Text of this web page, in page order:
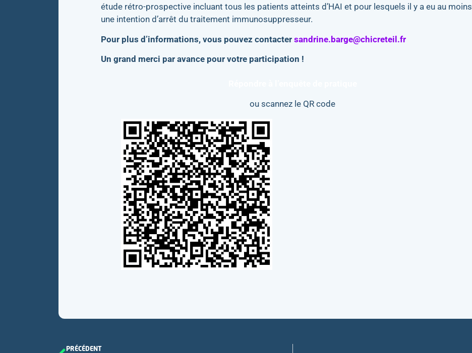
étude rétro-prospective incluant tous les patients atteints d’HAI et pour lesquels il y a eu au moins
une intention d’arrêt du traitement immunosuppresseur.
Pour plus d’informations, vous pouvez contactersandrine.barge@chicreteil.fr
Un grand merci par avance pour votre participation !
ou scannez le QR code
PRÉCÉDENT